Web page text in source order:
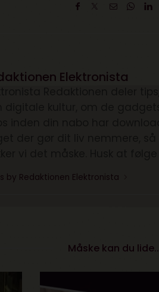
Elektronista
by Redaktionen Elektronista
Måske kan du lide..